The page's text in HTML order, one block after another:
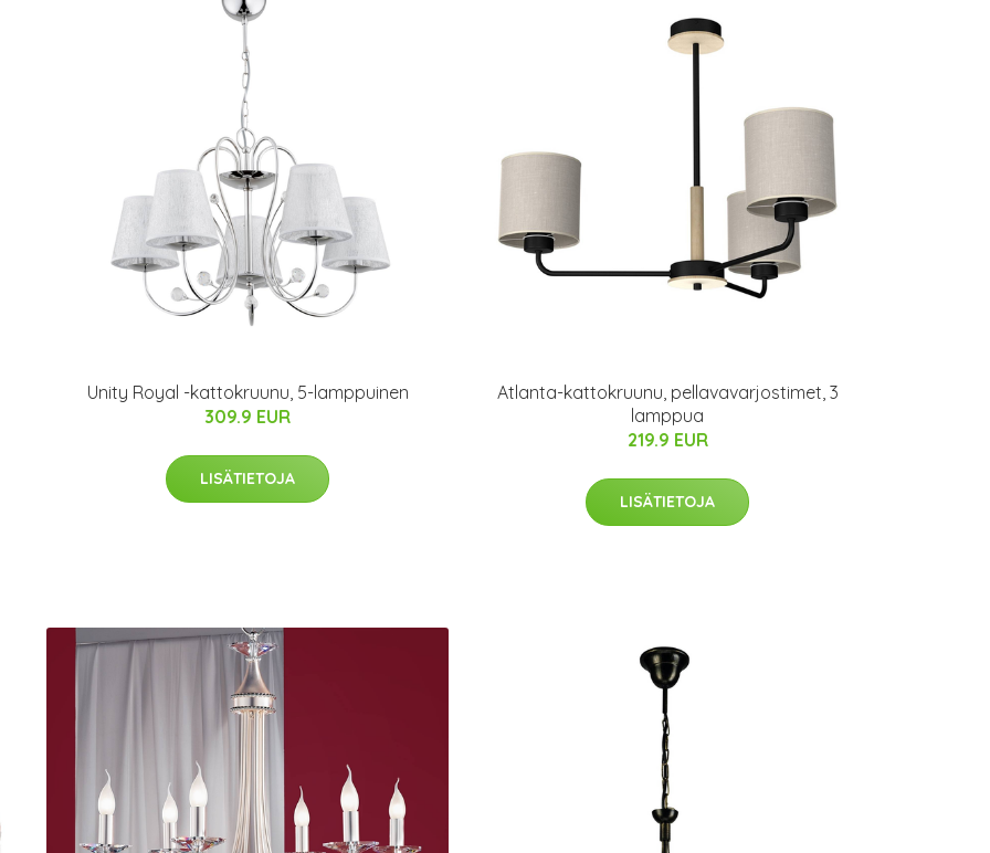
Unity Royal -kattokruunu, 5-lamppuinen
309.9 EUR
LISÄTIETOJA
Atlanta-kattokruunu, pellavavarjostimet, 3
lamppua
219.9 EUR
LISÄTIETOJA